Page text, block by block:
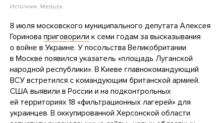
Источник: Meduza
8 июля московского муниципального депутата Алексея
Горинова приговорили к семи годам за высказывания
о войне в Украине. У посольства Великобритании
в Москве появился указатель «площадь Луганской
народной республики». В Киеве главнокомандующий
ВСУ встретился с командующим британской армией.
США выявили в России и на подконтрольных
ей территориях 18 «фильтрационных лагерей» для
украинцев. В оккупированной Херсонской области